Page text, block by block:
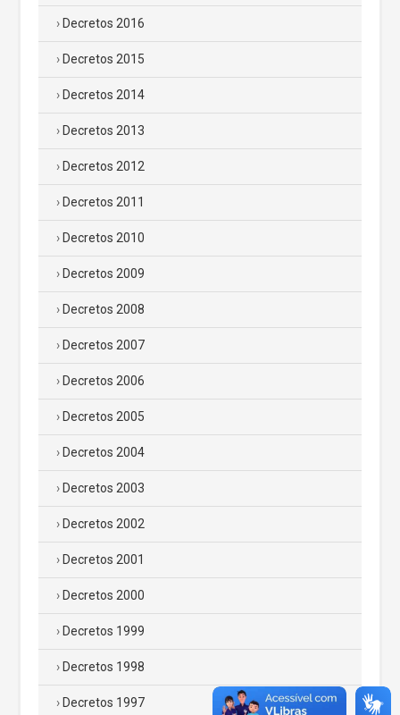
Decretos 2016
Decretos 2015
Decretos 2014
Decretos 2013
Decretos 2012
Decretos 2011
Decretos 2010
Decretos 2009
Decretos 2008
Decretos 2007
Decretos 2006
Decretos 2005
Decretos 2004
Decretos 2003
Decretos 2002
Decretos 2001
Decretos 2000
Decretos 1999
Decretos 1998
Decretos 1997